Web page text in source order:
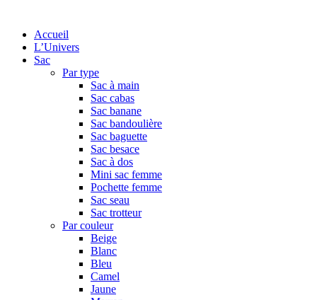
Accueil
L’Univers
Sac
Par type
Sac à main
Sac cabas
Sac banane
Sac bandoulière
Sac baguette
Sac besace
Sac à dos
Mini sac femme
Pochette femme
Sac seau
Sac trotteur
Par couleur
Beige
Blanc
Bleu
Camel
Jaune